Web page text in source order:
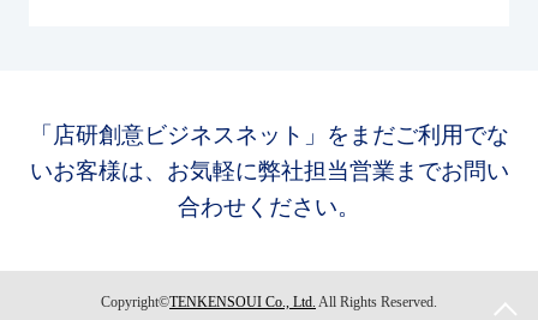
「店研創意ビジネスネット」をまだご利用でな
いお客様は、お気軽に弊社担当営業までお問い
合わせください。
Copyright©TENKENSOUI Co., Ltd. All Rights Reserved.